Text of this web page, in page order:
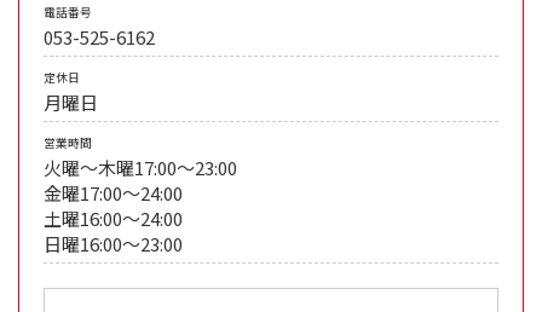
電話番号
053-525-6162
定休日
月曜日
営業時間
火曜～木曜17:00～23:00
金曜17:00～24:00
土曜16:00～24:00
日曜16:00～23:00